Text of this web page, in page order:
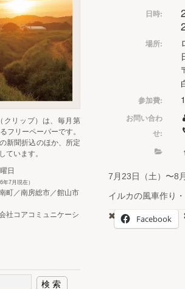
日時:
場所:
参加費:
お問い合わ
せ:
7月23日（土）〜8
イルカの風車作り
Facebook
クリップ）は、毎月第
フリーペーパーです。
新聞折込のほか、所定
ています。
日
年7月現在）
町／南房総市／館山市
社コアコミュニケーシ